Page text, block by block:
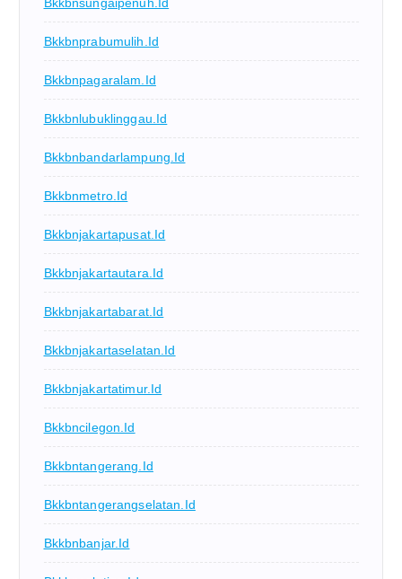
Bkkbnsungaipenuh.id
Bkkbnprabumulih.id
Bkkbnpagaralam.id
Bkkbnlubuklinggau.id
Bkkbnbandarlampung.id
Bkkbnmetro.id
Bkkbnjakartapusat.id
Bkkbnjakartautara.id
Bkkbnjakartabarat.id
Bkkbnjakartaselatan.id
Bkkbnjakartatimur.id
Bkkbncilegon.id
Bkkbntangerang.id
Bkkbntangerangselatan.id
Bkkbnbanjar.id